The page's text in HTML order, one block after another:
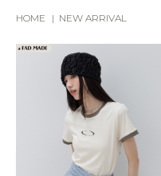
HOME NEW ARRIVAL